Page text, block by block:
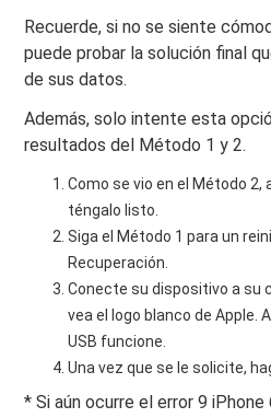
Recuerde, si no se siente
puede probar la solución final
de sus datos.
Además, solo intente esta
resultados del Método 1 y 2.
Como se vio en el Método
téngalo listo.
Siga el Método 1 para un
Recuperación.
Conecte su dispositivo a su
vea el logo blanco de Apple.
USB funcione.
Una vez que se le solicite,
* Si aún ocurre el error 9